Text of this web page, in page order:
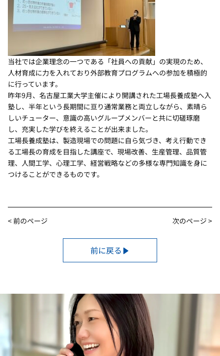
当社では企業理念の一つである「社員への貢献」の実現のため、
人材育成に力を入れており外部教育プログラムへの参加を積極的
に行っています。
昨年9月、名古屋工業大学主催により開講された工場長養成塾へ入
塾し、半年という長期間に亘り通常業務と両立しながら、素晴ら
しいチューター、意識の高いグループメンバーと共に切磋琢磨
し、充実した学びを終えることが出来ました。
工場長養成塾は、製造現場での問題に自ら気づき、考え行動でき
る工場長の育成を目指した講座で、現場改善、生産管理、品質管
理、人間工学、心理工学、経営戦略などの多様な専門知識を身に
つけることができるものです。
< 前のページ 次のページ >
前に戻る